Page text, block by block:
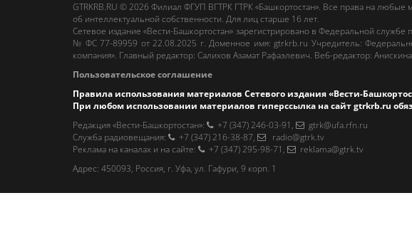
GTRKRB.RU © 2026 Филиал ФГУП ВГТРК ГТРК «Башкортостан». Все права на любые
об интеллектуальной собственности. Для лиц старше 16 лет.
Сетевое издание «Вести-Башкортостан» зарегистрировано в Федеральной
№ ФС 77-89959 от 22.08.2025 г. Доменное имя:gtrkrb.ru Учредитель:
компания». Главный редактор: Салихов Азамат Рафаэлевич. Веб-редактор:
Пользовательское соглашение
Правила использования материалов Сетевого издания «Вести-
При любом использовании материалов гиперссылка на сайтgtrkrb.ru
Редакция «Вести-Башкортостан»: +7 (347) 246-03-91 ,
gtrk@ufa.rfn.ru
Cлужба радиовещания: +7 (347) 216-38-87,
radio@gtrk.tv
Реклама на каналах и на сайте: +7 (347) 295-98-71 ,
reklama@gtrk.tv
Адрес: 450093, Россия, г. Уфа, ул. Гафури, 9 корп. 1